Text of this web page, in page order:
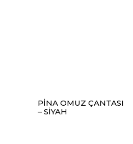
PINA OMUZ ÇANTASI
– SIYAH